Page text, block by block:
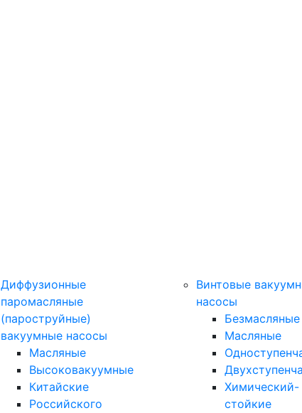
Диффузионные
паромасляные
(пароструйные)
вакуумные насосы
Масляные
Высоковакуумные
Китайские
Российского
Винтовые
насосы
Безмасляные
Масляные
Химический-
стойкие